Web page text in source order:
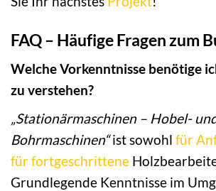
FAQ – Häufige Fragen zum
Welche Vorkenntnisse benötige
zu verstehen?
„Stationärmaschinen – Hobel-
Bohrmaschinen“ist sowohl für
für fortgeschrittene
Grundlegende Kenntnisse im